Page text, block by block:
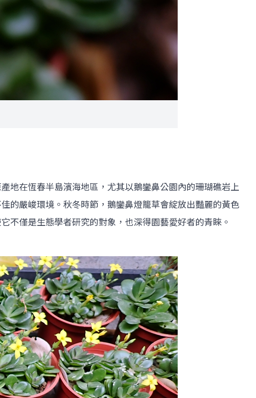
地在恆春半島濱海地區，尤其以鵝鑾鼻公園內的珊瑚礁岩上
的嚴峻環境。秋冬時節，鵝鑾鼻燈籠草會綻放出豔麗的黃色
不僅是生態學者研究的對象，也深得園藝愛好者的青睞。